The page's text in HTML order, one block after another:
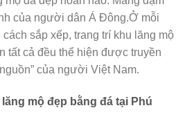
của người dân Á Đông.Ở mỗi
sắp xếp, trang trí khu lăng mộ
tất cả đều thể hiện được truyền
của người Việt Nam.
mộ đẹp bằng đá tại Phú